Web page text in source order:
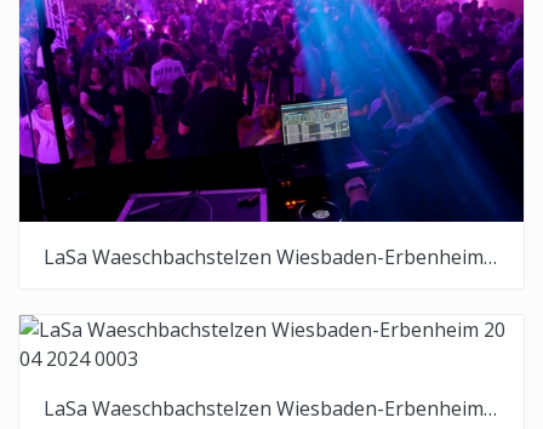
LaSa Waeschbachstelzen Wiesbaden-Erbenheim 20 04 2024 0002
LaSa Waeschbachstelzen Wiesbaden-Erbenheim 20 04 2024 0003